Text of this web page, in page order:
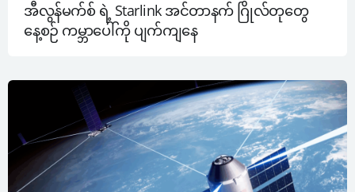
အီလွန်မက်စ် ရဲ့ Starlink အင်တာနက် ဂြိုလ်တုတွေ
နေ့စဉ် ကမ္ဘာပေါ်ကို ပျက်ကျနေ